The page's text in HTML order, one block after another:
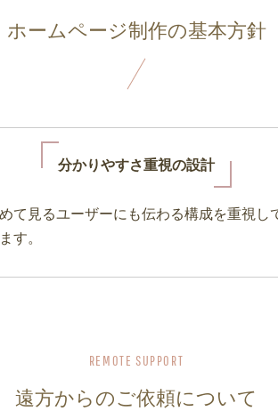
ホームページ制作の基本方針
分かりやすさ重視の設計
て見るユーザーにも伝わる構成を重視し
す。
遠方からのご依頼について